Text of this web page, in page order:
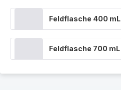
Feldflasche 400 mL
Feldflasche 700 mL